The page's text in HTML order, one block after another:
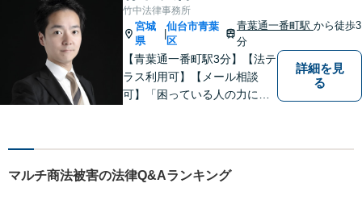
通事故／離婚問題／相続問題
／など】
竹中法律事務所
宮城
県
仙台市青葉
区
青葉通一番町駅から徒歩3
分
【青葉通一番町駅3分】【法テ
ラス利用可】【メール相談
可】「困っている人の力にな
ります。 依頼者の思いに寄り
おりますので、ぜひご相談く
詳細を見
る
マルチ商法被害の法律Q&Aランキング